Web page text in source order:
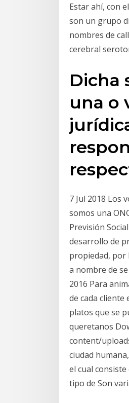
Estar ahí, con
son un grupo
nombres de
cerebral
Dicha
una o
7 Jul 2018 Los
somos una
Previsión
desarrollo de
propiedad, por
a nombre de
2016 Para
de cada cliente
platos que se
queretanos
content/
ciudad
el cual
tipo de Son